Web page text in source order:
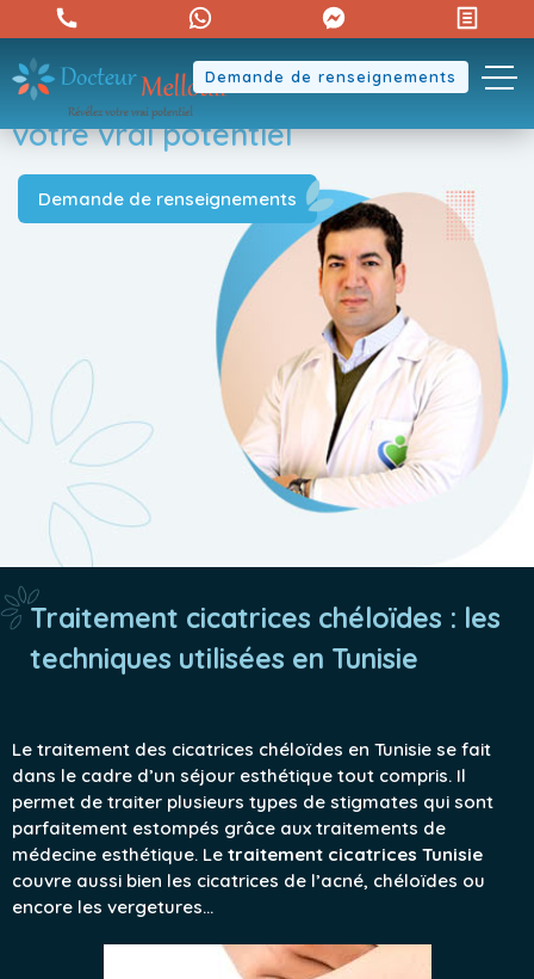
Demande de renseignements
Révélez
votre vrai potentiel
Demande de renseignements
Traitement cicatrices chéloïdes : les
techniques utilisées en Tunisie
Le traitement des cicatrices chéloïdes en Tunisie se fait
dans le cadre d’un séjour esthétique tout compris. Il
permet de traiter plusieurs types de stigmates qui sont
parfaitement estompés grâce aux traitements de
médecine esthétique. Le traitement cicatrices Tunisie
couvre aussi bien les cicatrices de l’acné, chéloïdes ou
encore les vergetures…